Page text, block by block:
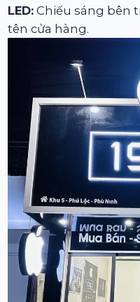
LED: Chiếu sáng bên
tên cửa hàng.